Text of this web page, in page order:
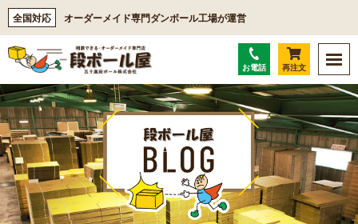
S
t
o
m
a
i
n
c
o
全国対応 オーダーメイド専門ダンボール工場が運営
お電話 再注文